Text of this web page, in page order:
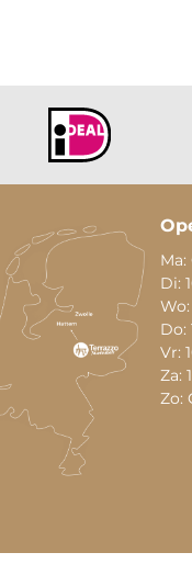
Ma:
Di:
Wo:
Do:
Vr:
Za:
Zo: